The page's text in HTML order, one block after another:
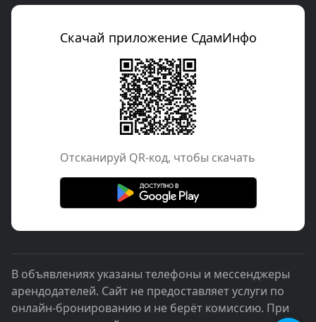
Скачай приложение СдамИнфо
Отcканируй QR-код, чтобы скачать
В объявлениях указаны телефоны и мессенджеры
арендодателей. Сайт не предоставляет услуги по
онлайн-бронированию и не берёт комиссию. При